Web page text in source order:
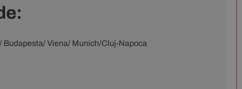
Budapesta/ Viena/ Munich/Cluj-Napoca